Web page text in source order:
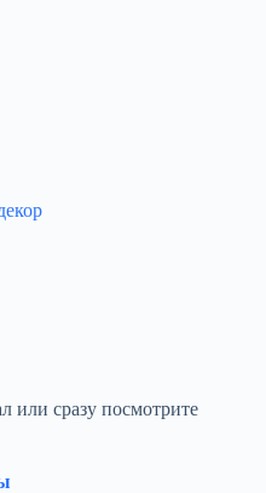
или сразу посмотрите